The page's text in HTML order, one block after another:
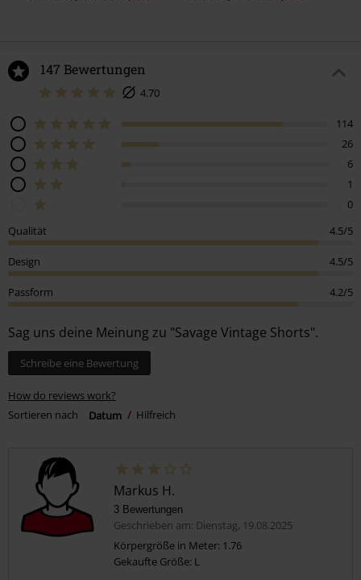
147 Bewertungen
4.70
114
26
6
1
0
Qualität
4.5/5
Design 4.5/5
Passform 4.2/5
Sag uns deine Meinung zu "Savage Vintage Shorts".
Schreibe eine Bewertung
How do reviews work?
Sortieren nach
Datum Hilfreich
Markus H.
3 Bewertungen
Geschrieben am: Dienstag, 19.08.2025
Körpergröße in Meter: 1.76
Gekaufte Größe: L